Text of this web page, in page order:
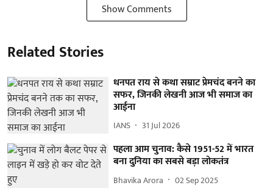
Show Comments
Related Stories
धनपत राय से कथा सम्राट प्रेमचंद बनने का
सफर, जिनकी लेखनी आज भी समाज का
आईना
IANS 31 Jul 2026
पहला आम चुनाव: कैसे 1951-52 में भारत
बना दुनिया का सबसे बड़ा लोकतंत्र
Bhavika Arora 02 Sep 2025